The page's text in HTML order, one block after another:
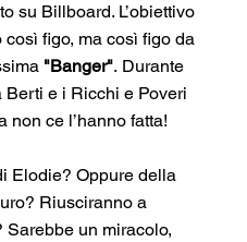
su Billboard. L’obiettivo
figo, ma così figo da
"Banger". Durante
e i Ricchi e Poveri
ce l’hanno fatta!
Elodie? Oppure della
Riusciranno a
un miracolo,